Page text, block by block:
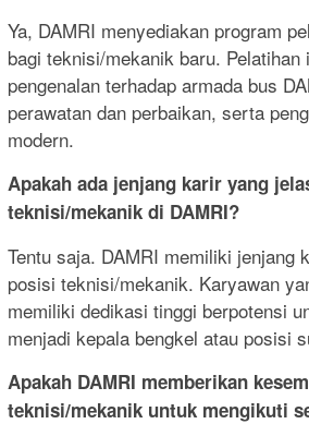
Ya, DAMRI menyediakan program
bagi teknisi/mekanik baru. Pelatihan
pengenalan terhadap armada bus
perawatan dan perbaikan, serta
modern.
Apakah ada jenjang karir yang
teknisi/mekanik di DAMRI?
Tentu saja. DAMRI memiliki jenjang
posisi teknisi/mekanik. Karyawan
memiliki dedikasi tinggi berpotensi
menjadi kepala bengkel atau posisi
Apakah DAMRI memberikan
teknisi/mekanik untuk mengikuti